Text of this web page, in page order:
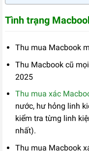
Tình trạng
Thu mua Macbook
Thu Macbook cũ
2025
Thu mua xác
nước, hư hỏng linh
kiểm tra từng linh
nhất).
Thu mua Macbook